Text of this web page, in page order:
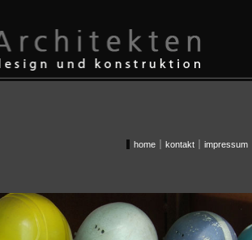
überspringen
home kontakt impressum